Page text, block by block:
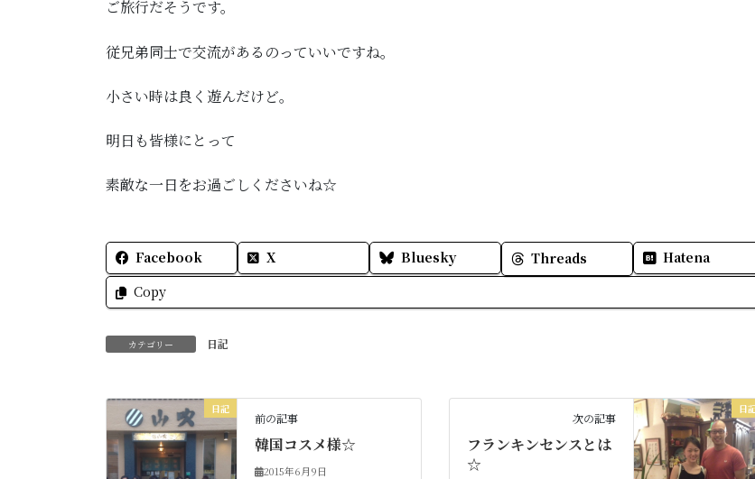
ご旅行だそうです。
従兄弟同士で交流があるのっていいですね。
小さい時は良く遊んだけど。
明日も皆様にとって
素敵な一日をお過ごしくださいね☆
Facebook X Bluesky Threads
Hatena
Copy
カテゴリー 日記
日記
前の記事
韓国コスメ様☆
2015年6月9日
日
次の記事
フランキンセンスとは
☆